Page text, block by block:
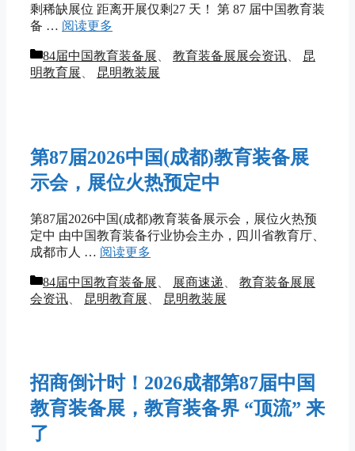
剩稀缺展位 距离开展仅剩27 天！ 第 87 届中国教育装
备 … 阅读更多
分
类
84届中国教育装备展 教育装备展展会资讯
昆
明教育展
昆明教装展
第87届2026中国(成都)教育装备展
示会，展位火热预定中
第87届2026中国(成都)教育装备展示会，展位火热预
定中 由中国教育装备行业协会主办，四川省教育厅、
成都市人 … 阅读更多
分
类
84届中国教育装备展 展商速递
教育装备展展
会资讯
昆明教育展 昆明教装展
招商倒计时！2026成都第87届中国
教育装备展，教育装备界 “顶流” 来
了